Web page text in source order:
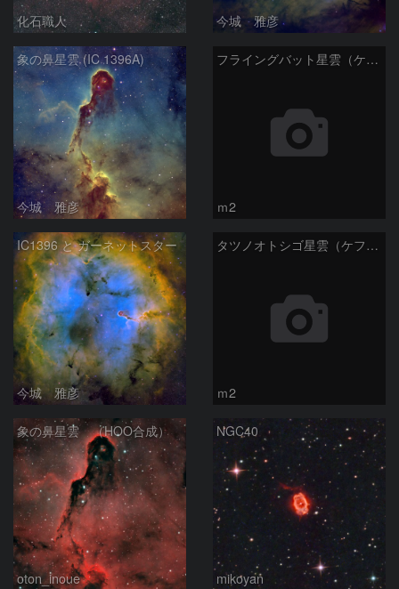
化石職人 今城 雅彦
象の鼻星雲 (IC 1396A)
今城 雅彦
フライングバット星雲（ケフェウス座）
ｍ2
IC1396 と ガーネットスター
今城 雅彦
タツノオトシゴ星雲（ケフェウス座）
ｍ2
象の鼻星雲 （HOO合成）
oton_inoue
NGC40
mikoyan